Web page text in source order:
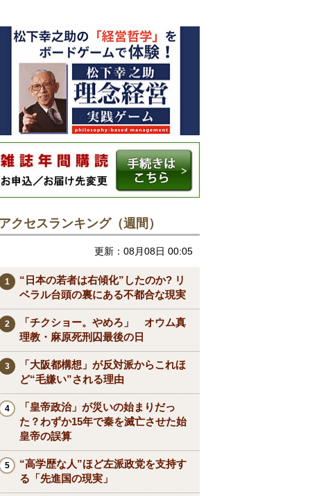
アクセスランキング（週間）
更新：08月08日 00:05
“日本の若者は右傾化”したのか? リ
ベラル台頭の裏にある不都合な現実
「チクショー。やめろ」 オウム真
理教・麻原死刑囚最後の日
「大阪都構想」が反対派からこれほ
ど“毛嫌い”される理由
「皇帝政治」が災いの始まりだっ
た？わずか15年で秦を滅亡させた始
皇帝の誤算
“高学歴な人”ほど左派政党を支持す
る「先進国の現実」